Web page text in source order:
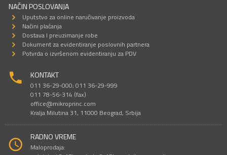
NAČIN POSLOVANJA
Uputstvo za online naručivanje proizvoda
Načini plaćanja
Dostava I preuzimanje robe
Dokument za evidentiranje poslovnih partnera
Potvrda o izvršenom evidentiranju za PDV
KONTAKT
011 36-29-000; 011 36-29-999
011 78-56-314 (fax)
office@mikroprinc.com
Kralja Milutina 31, 11000 Beograd, Srbija
RADNO VREME
Maloprodaja: